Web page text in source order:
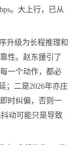
。大上行，已从
升级为长程推理和
性。赵东援引了
一个动作，都必
；二是2026年亦庄
时纠偏，否则一
动可能只是导致